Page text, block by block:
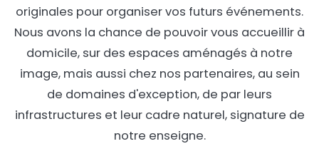
originales pour organiser vos futurs événements.
Nous avons la chance de pouvoir vous accueillir à
domicile, sur des espaces aménagés à notre
image, mais aussi chez nos partenaires, au sein
de domaines d'exception, de par leurs
infrastructures et leur cadre naturel, signature de
notre enseigne.